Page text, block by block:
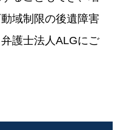
域制限の後遺障害
護士法人ALGにご